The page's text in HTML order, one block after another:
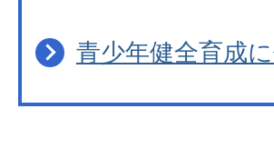
青少年健全育成